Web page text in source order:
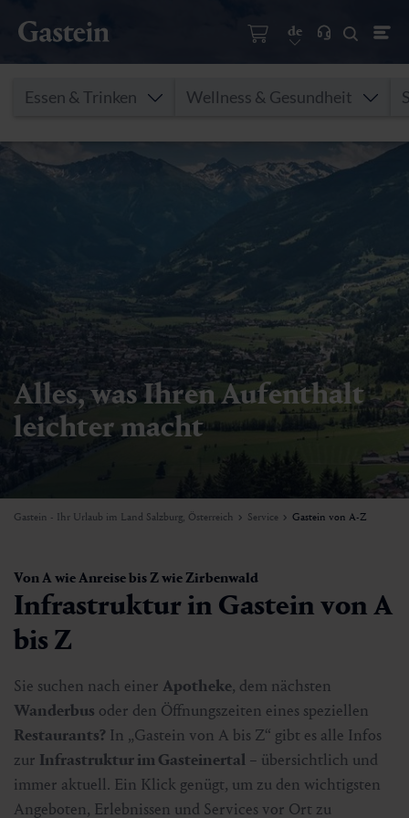
de
Alles, was Ihren Aufenthalt
leichter macht
Gastein - Ihr Urlaub im Land Salzburg, Österreich Service Gastein von A-Z
Von A wie Anreise bis Z wie Zirbenwald
Infrastruktur in Gastein von A
bis Z
Sie suchen nach einer Apotheke, dem nächsten
Wanderbus oder den Öffnungszeiten eines speziellen
Restaurants? In „Gastein von A bis Z“ gibt es alle Infos
zur Infrastruktur im Gasteinertal – übersichtlich und
immer aktuell. Ein Klick genügt, um zu den wichtigsten
Angeboten, Erlebnissen und Services vor Ort zu
Essen & Trinken Wellness & Gesundheit